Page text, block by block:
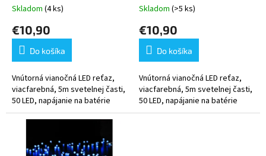
LED, priehľadný kábel
Skladom (4 ks)
€10,90
Do košíka
Vnútorná vianočná LED reťaz,
viacfarebná, 5m svetelnej časti,
50 LED, napájanie na batérie
Skladom (>5 ks)
€10,90
Do košíka
Vnútorná vianočná LED reťaz,
viacfarebná, 5m svetelnej časti,
50 LED, napájanie na batérie